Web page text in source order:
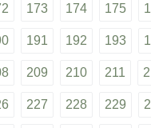
173 174 175
191 192 193
209 210 211
227 228 229